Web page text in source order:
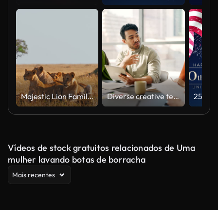
Majestic Lion Family Relaxing in Natural Habitat Under Soft Light Diverse creative team collaborating on a marketing strategy in an office meeting
Vídeos de stock gratuitos relacionados de Uma
mulher lavando botas de borracha
Mais recentes